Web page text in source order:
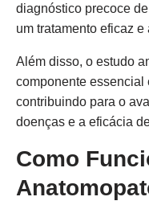
diagnóstico precoce
um tratamento eficaz
Além disso, o estudo
componente essencial
contribuindo para o
doenças e a eficácia
Como